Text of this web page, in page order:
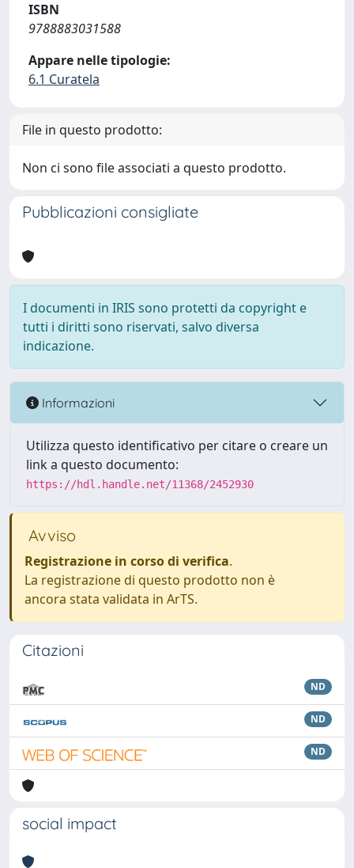
ISBN
9788883031588
Appare nelle tipologie:
6.1 Curatela
File in questo prodotto:
Non ci sono file associati a questo prodotto.
Pubblicazioni consigliate
I documenti in IRIS sono protetti da copyright e
tutti i diritti sono riservati, salvo diversa
indicazione.
Informazioni
Utilizza questo identificativo per citare o creare un
link a questo documento:
https://hdl.handle.net/11368/2452930
Avviso
Registrazione in corso di verifica.
La registrazione di questo prodotto non è
ancora stata validata in ArTS.
Citazioni
ND
ND
ND
social impact